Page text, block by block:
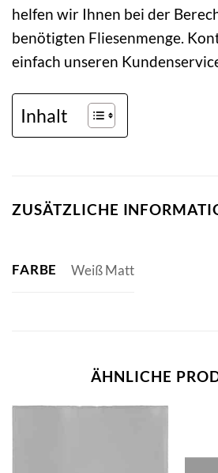
helfen wir Ihnen bei der
benötigten Fliesenmenge.
einfach unseren
Inhalt
ZUSÄTZLICHE
FARBE Weiß Matt
ÄHNLICHE